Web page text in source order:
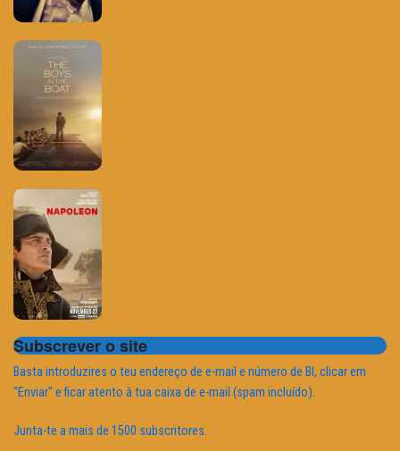
Subscrever o site
Basta introduzires o teu endereço de e-mail e número de BI, clicar em
"Enviar" e ficar atento à tua caixa de e-mail (spam incluído).
Junta-te a mais de 1500 subscritores.